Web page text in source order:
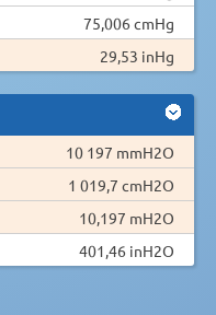
75,006 cmHg
29,53 inHg
10 197 mmH2O
1 019,7 cmH2O
10,197 mH2O
401,46 inH2O